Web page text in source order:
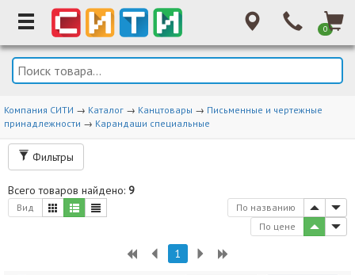
0
Компания СИТИ → Каталог → Канцтовары → Письменные и чертежные
принадлежности → Карандаши специальные
Фильтры
Всего товаров найдено: 9
Вид
По названию
По цене
1